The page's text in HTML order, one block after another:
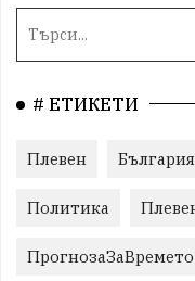
# ЕТИКЕТИ
Плевен България
Политика
ПрогнозаЗаВремето